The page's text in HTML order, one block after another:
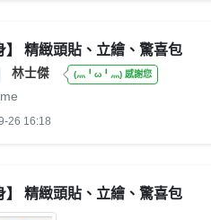
】 精緻頭貼、立繪、驚喜包
林士傑 (灬╹ω╹灬) 感謝您
26 16:18
】 精緻頭貼、立繪、驚喜包